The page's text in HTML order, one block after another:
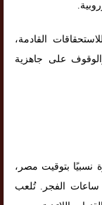
القادمة،
على جاهزية
نسبيًا بتوقيت مصر،
وتستمر حتى ساعات الفجر. تُلعب